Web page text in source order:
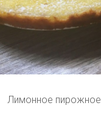
Лимонное пирожное